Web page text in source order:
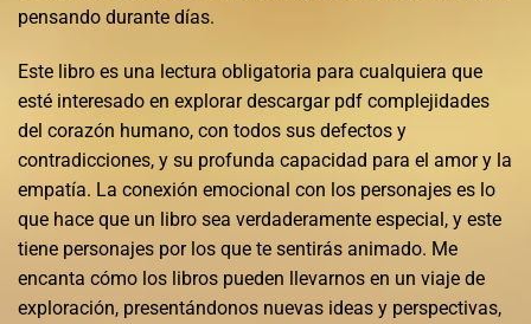
pensando durante días.
Este libro es una lectura obligatoria para cualquiera que
esté interesado en explorar descargar pdf complejidades
del corazón humano, con todos sus defectos y
contradicciones, y su profunda capacidad para el amor y la
empatía. La conexión emocional con los personajes es lo
que hace que un libro sea verdaderamente especial, y este
tiene personajes por los que te sentirás animado. Me
encanta cómo los libros pueden llevarnos en un viaje de
exploración, presentándonos nuevas ideas y perspectivas,